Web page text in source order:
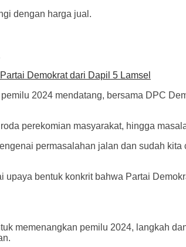
dengan harga jual.
Demokrat dari Dapil 5 Lamsel
2024 mendatang, bersama DPC
perekomian masyarakat, hingga
permasalahan jalan dan sudah
bentuk konkrit bahwa Partai
memenangkan pemilu 2024, langkah